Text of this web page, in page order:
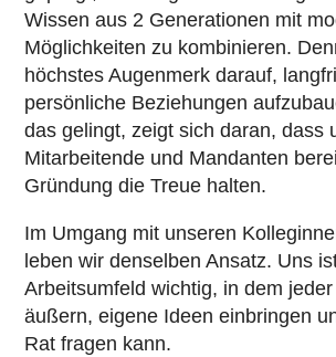
Wissen aus 2 Generationen mit
Möglichkeiten zu kombinieren.
höchstes Augenmerk darauf,
persönliche Beziehungen
das gelingt, zeigt sich daran, dass
Mitarbeitende und Mandanten
Gründung die Treue halten.
Im Umgang mit unseren
leben wir denselben Ansatz. Uns
Arbeitsumfeld wichtig, in dem
äußern, eigene Ideen einbringen
Rat fragen kann.